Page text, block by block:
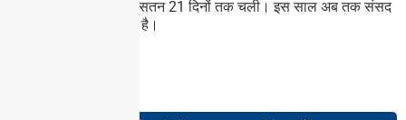
विधानसभाओं की बैठक औसतन 21 दिनों तक चली। इस साल अब तक संसद
की 42 दिन बैठक हो चुकी है।